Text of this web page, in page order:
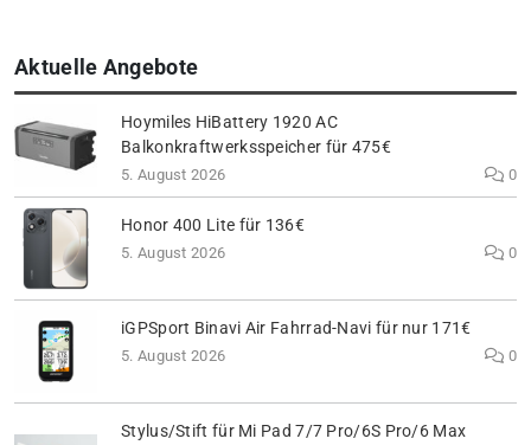
Aktuelle Angebote
Hoymiles HiBattery 1920 AC
Balkonkraftwerksspeicher für 475€
5. August 2026 0
Honor 400 Lite für 136€
5. August 2026 0
iGPSport Binavi Air Fahrrad-Navi für nur 171€
5. August 2026 0
Stylus/Stift für Mi Pad 7/7 Pro/6S Pro/6 Max